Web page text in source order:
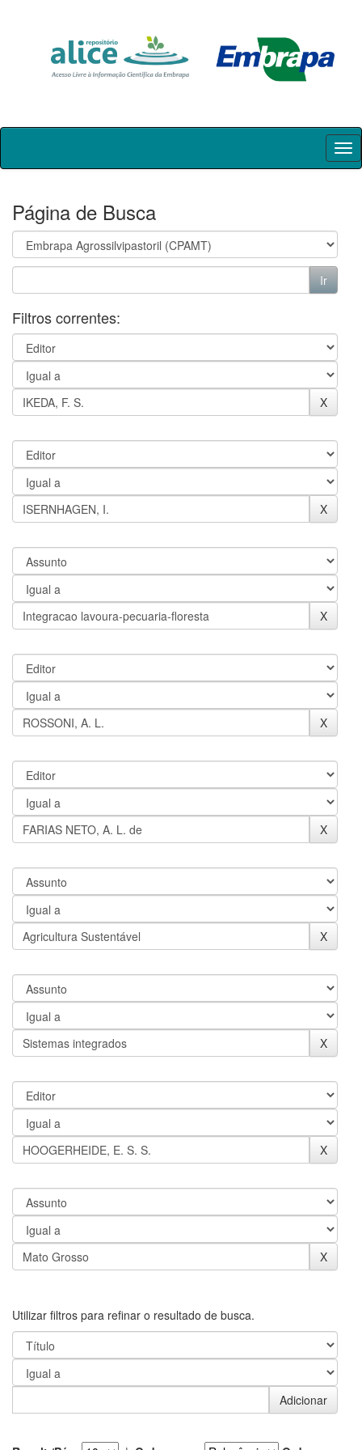
Skip
Página de Busca
Filtros correntes:
Utilizar filtros para refinar o resultado de busca.